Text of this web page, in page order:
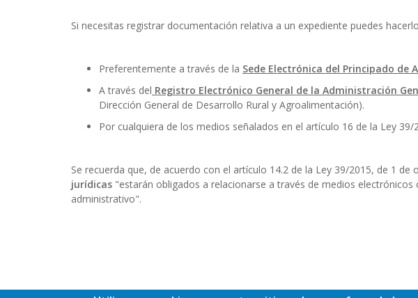
a
la
navegación
Si necesitas registrar documentación relativa a un expediente puedes
Preferentemente a través de la Sede Electrónica del Principado de
A través del Registro Electrónico General de la Administración
Dirección General de Desarrollo Rural y Agroalimentación).
Por cualquiera de los medios señalados en el artículo 16 de la Ley
Se recuerda que, de acuerdo con el artículo 14.2 de la Ley 39/2015, de 1
jurídicas "estarán obligados a relacionarse a través de medios
administrativo".